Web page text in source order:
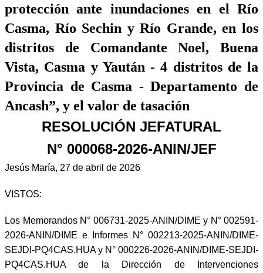
protección ante inundaciones en el Río
Casma, Río Sechin y Río Grande, en los
distritos de Comandante Noel, Buena
Vista, Casma y Yaután - 4 distritos de la
Provincia de Casma - Departamento de
Ancash”, y el valor de tasación
RESOLUCIÓN JEFATURAL
N° 000068-2026-ANIN/JEF
Jesús María, 27 de abril de 2026
VISTOS:
Los Memorandos N° 006731-2025-ANIN/DIME y N° 002591-
2026-ANIN/DIME e Informes N° 002213-2025-ANIN/DIME-
SEJDI-PQ4CAS.HUA y N° 000226-2026-ANIN/DIME-SEJDI-
PQ4CAS.HUA de la Dirección de Intervenciones